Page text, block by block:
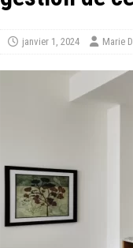
janvier 1, 2024 Marie